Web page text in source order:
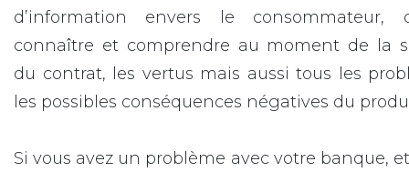
d’information envers le consommateur,
connaître et comprendre au moment de la
du contrat, les vertus mais aussi tous les
les possibles conséquences négatives du
Si vous avez un problème avec votre banque,